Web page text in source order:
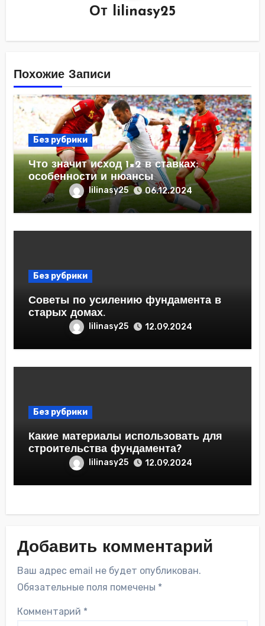
От lilinasy25
Похожие Записи
Без рубрики
Что значит исход 1×2 в ставках:
особенности и нюансы
lilinasy25 06.12.2024
Без рубрики
Советы по усилению фундамента в
старых домах.
lilinasy25 12.09.2024
Без рубрики
Какие материалы использовать для
строительства фундамента?
lilinasy25 12.09.2024
Добавить комментарий
Ваш адрес email не будет опубликован.
Обязательные поля помечены *
Комментарий *